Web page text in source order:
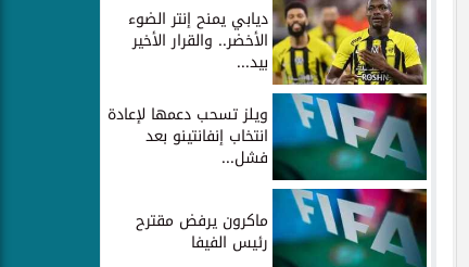
ديابي يمنح إنتر الضوء
الأخضر.. والقرار الأخير
بيد...
ويلز تسحب دعمها لإعادة
انتخاب إنفانتينو بعد
فشل...
ماكرون يرفض مقترح
رئيس الفيفا